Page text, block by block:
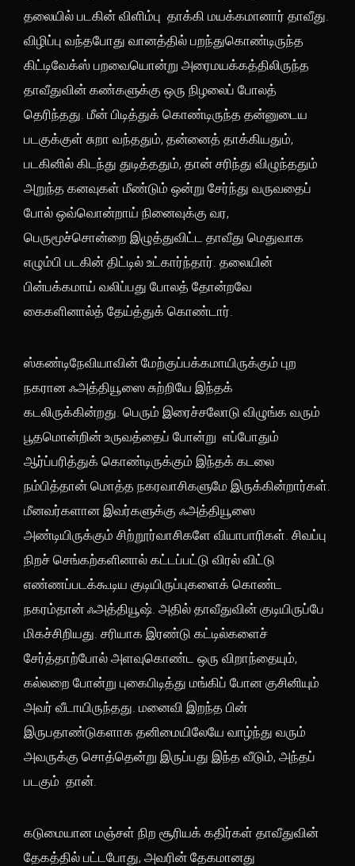
தலையில் படகின் விளிம்பு தாக்கி மயக்கமானார் தாவீது.
விழிப்பு வந்தபோது வானத்தில் பறந்துகொண்டிருந்த
கிட்டிவேக்ஸ் பறவையொன்று அரைமயக்கத்திலிருந்த
தாவீதுவின் கண்களுக்கு ஒரு நிழலைப் போலத்
தெரிந்தது. மீன் பிடித்துக் கொண்டிருந்த தன்னுடைய
படகுக்குள் சுறா வந்ததும், தன்னைத் தாக்கியதும்,
படகினில் கிடந்து துடித்ததும், தான் சரிந்து விழுந்ததும்
அறுந்த கனவுகள் மீண்டும் ஒன்று சேர்ந்து வருவதைப்
போல் ஒவ்வொன்றாய் நினைவுக்கு வர,
பெருமூச்சொன்றை இழுத்துவிட்ட தாவீது மெதுவாக
எழும்பி படகின் திட்டில் உட்கார்ந்தார். தலையின்
பின்பக்கமாய் வலிப்பது போலத் தோன்றவே
கைகளினால்த் தேய்த்துக் கொண்டார்.
ஸ்கண்டிநேவியாவின் மேற்குப்பக்கமாயிருக்கும் புற
நகரான ஃஅத்தியூஸை சுற்றியே இந்தக்
கடலிருக்கின்றது. பெரும் இரைச்சலோடு விழுங்க வரும்
பூதமொன்றின் உருவத்தைப் போன்று எப்போதும்
ஆர்ப்பரித்துக் கொண்டிருக்கும் இந்தக் கடலை
நம்பித்தான் மொத்த நகரவாசிகளுமே இருக்கின்றார்கள்.
மீனவர்களான இவர்களுக்கு ஃஅத்தியூஸை
அண்டியிருக்கும் சிற்றூர்வாசிகளே வியாபாரிகள். சிவப்பு
நிறச் செங்கற்களினால் கட்டப்பட்டு விரல் விட்டு
எண்ணப்படக்கூடிய குடியிருப்புகளைக் கொண்ட
நகரம்தான் ஃஅத்தியூஷ். அதில் தாவீதுவின் குடியிருப்பே
மிகச்சிறியது. சரியாக இரண்டு கட்டில்களைச்
சேர்த்தாற்போல் அளவுகொண்ட ஒரு விறாந்தையும்,
கல்லறை போன்று புகைபிடித்து மங்கிப் போன குசினியும்
அவர் வீடாயிருந்தது. மனைவி இறந்த பின்
இருபதாண்டுகளாக தனிமையிலேயே வாழ்ந்து வரும்
அவருக்கு சொத்தென்று இருப்பது இந்த வீடும், அந்தப்
படகும் தான்.
கடுமையான மஞ்சள் நிற சூரியக் கதிர்கள் தாவீதுவின்
தேகத்தில் பட்டபோது, அவரின் தேகமானது